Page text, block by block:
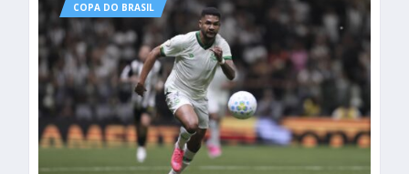
COPA DO BRASIL